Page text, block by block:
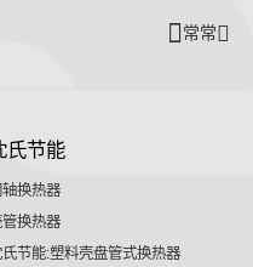
常常
氏节能
轴换热器
换热器
节能:塑料壳盘管式换热器